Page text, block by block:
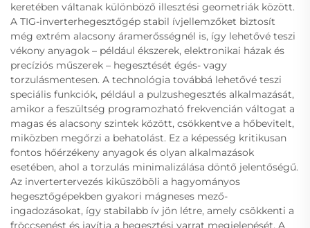
keretében váltanak különböző illesztési geometriák között.
A TIG-inverterhegesztőgép stabil ívjellemzőket biztosít
még extrém alacsony áramerősségnél is, így lehetővé teszi
vékony anyagok – például ékszerek, elektronikai házak és
precíziós műszerek – hegesztését égés- vagy
torzulásmentesen. A technológia továbbá lehetővé teszi
speciális funkciók, például a pulzushegesztés alkalmazását,
amikor a feszültség programozható frekvencián váltogat a
magas és alacsony szintek között, csökkentve a hőbevitelt,
miközben megőrzi a behatolást. Ez a képesség kritikusan
fontos hőérzékeny anyagok és olyan alkalmazások
esetében, ahol a torzulás minimalizálása döntő jelentőségű.
Az invertertervezés kiküszöböli a hagyományos
hegesztőgépekben gyakori mágneses mező-
ingadozásokat, így stabilabb ív jön létre, amely csökkenti a
fröccsenést és javítja a hegesztési varrat megjelenését. A